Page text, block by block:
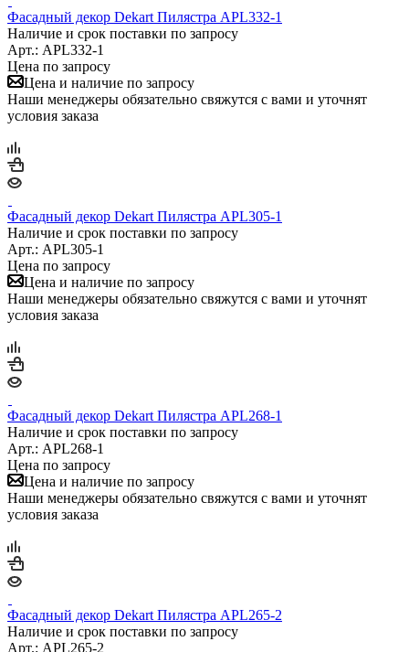
Фасадный декор Dekart Пилястра APL332-1
Наличие и срок поставки по запросу
Арт.: APL332-1
Цена по запросу
Цена и наличие по запросу
Наши менеджеры обязательно свяжутся с вами и уточнят
условия заказа
Фасадный декор Dekart Пилястра APL305-1
Наличие и срок поставки по запросу
Арт.: APL305-1
Цена по запросу
Цена и наличие по запросу
Наши менеджеры обязательно свяжутся с вами и уточнят
условия заказа
Фасадный декор Dekart Пилястра APL268-1
Наличие и срок поставки по запросу
Арт.: APL268-1
Цена по запросу
Цена и наличие по запросу
Наши менеджеры обязательно свяжутся с вами и уточнят
условия заказа
Фасадный декор Dekart Пилястра APL265-2
Наличие и срок поставки по запросу
Арт.: APL265-2